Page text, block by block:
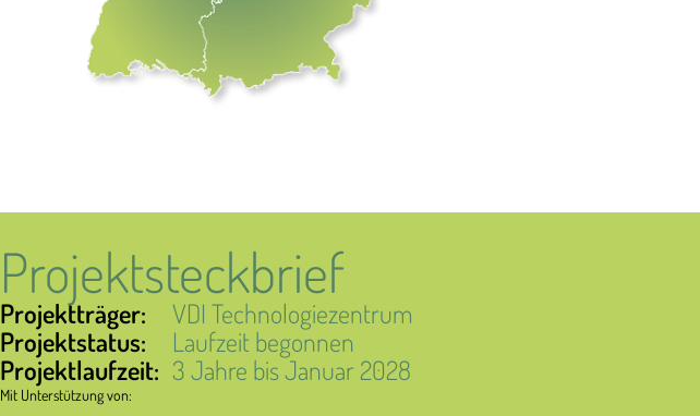
Projektsteckbrief
Projektträger:
Projektstatus:
Projektlaufzeit:
VDI Technologiezentrum
Laufzeit begonnen
3 Jahre bis Januar 2028
Mit Unterstützung von: